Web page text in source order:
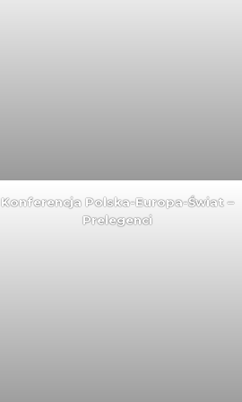
Konferencja Polska-Europa-Świat –
Prelegenci